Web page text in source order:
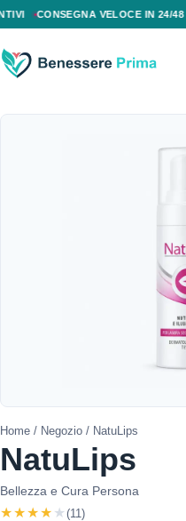
CONSEGNA VELOCE IN 24/48 ORE
Home / Negozio / NatuLips
NatuLips
Bellezza e Cura Persona
★★★★★ (11)